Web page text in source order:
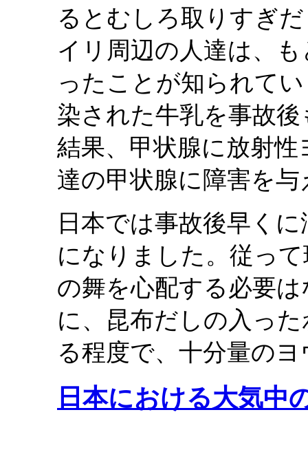
るとむしろ取りすぎ
イリ周辺の人達は、
ったことが知られて
染された牛乳を事故
結果、甲状腺に放射
達の甲状腺に障害を
日本では事故後早く
になりました。従っ
の舞を心配する必要
に、昆布だしの入っ
る程度で、十分量の
日本における大気中